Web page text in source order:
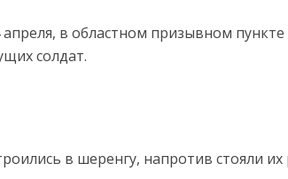
апреля, в областном призывном
солдат.
в шеренгу, напротив стояли